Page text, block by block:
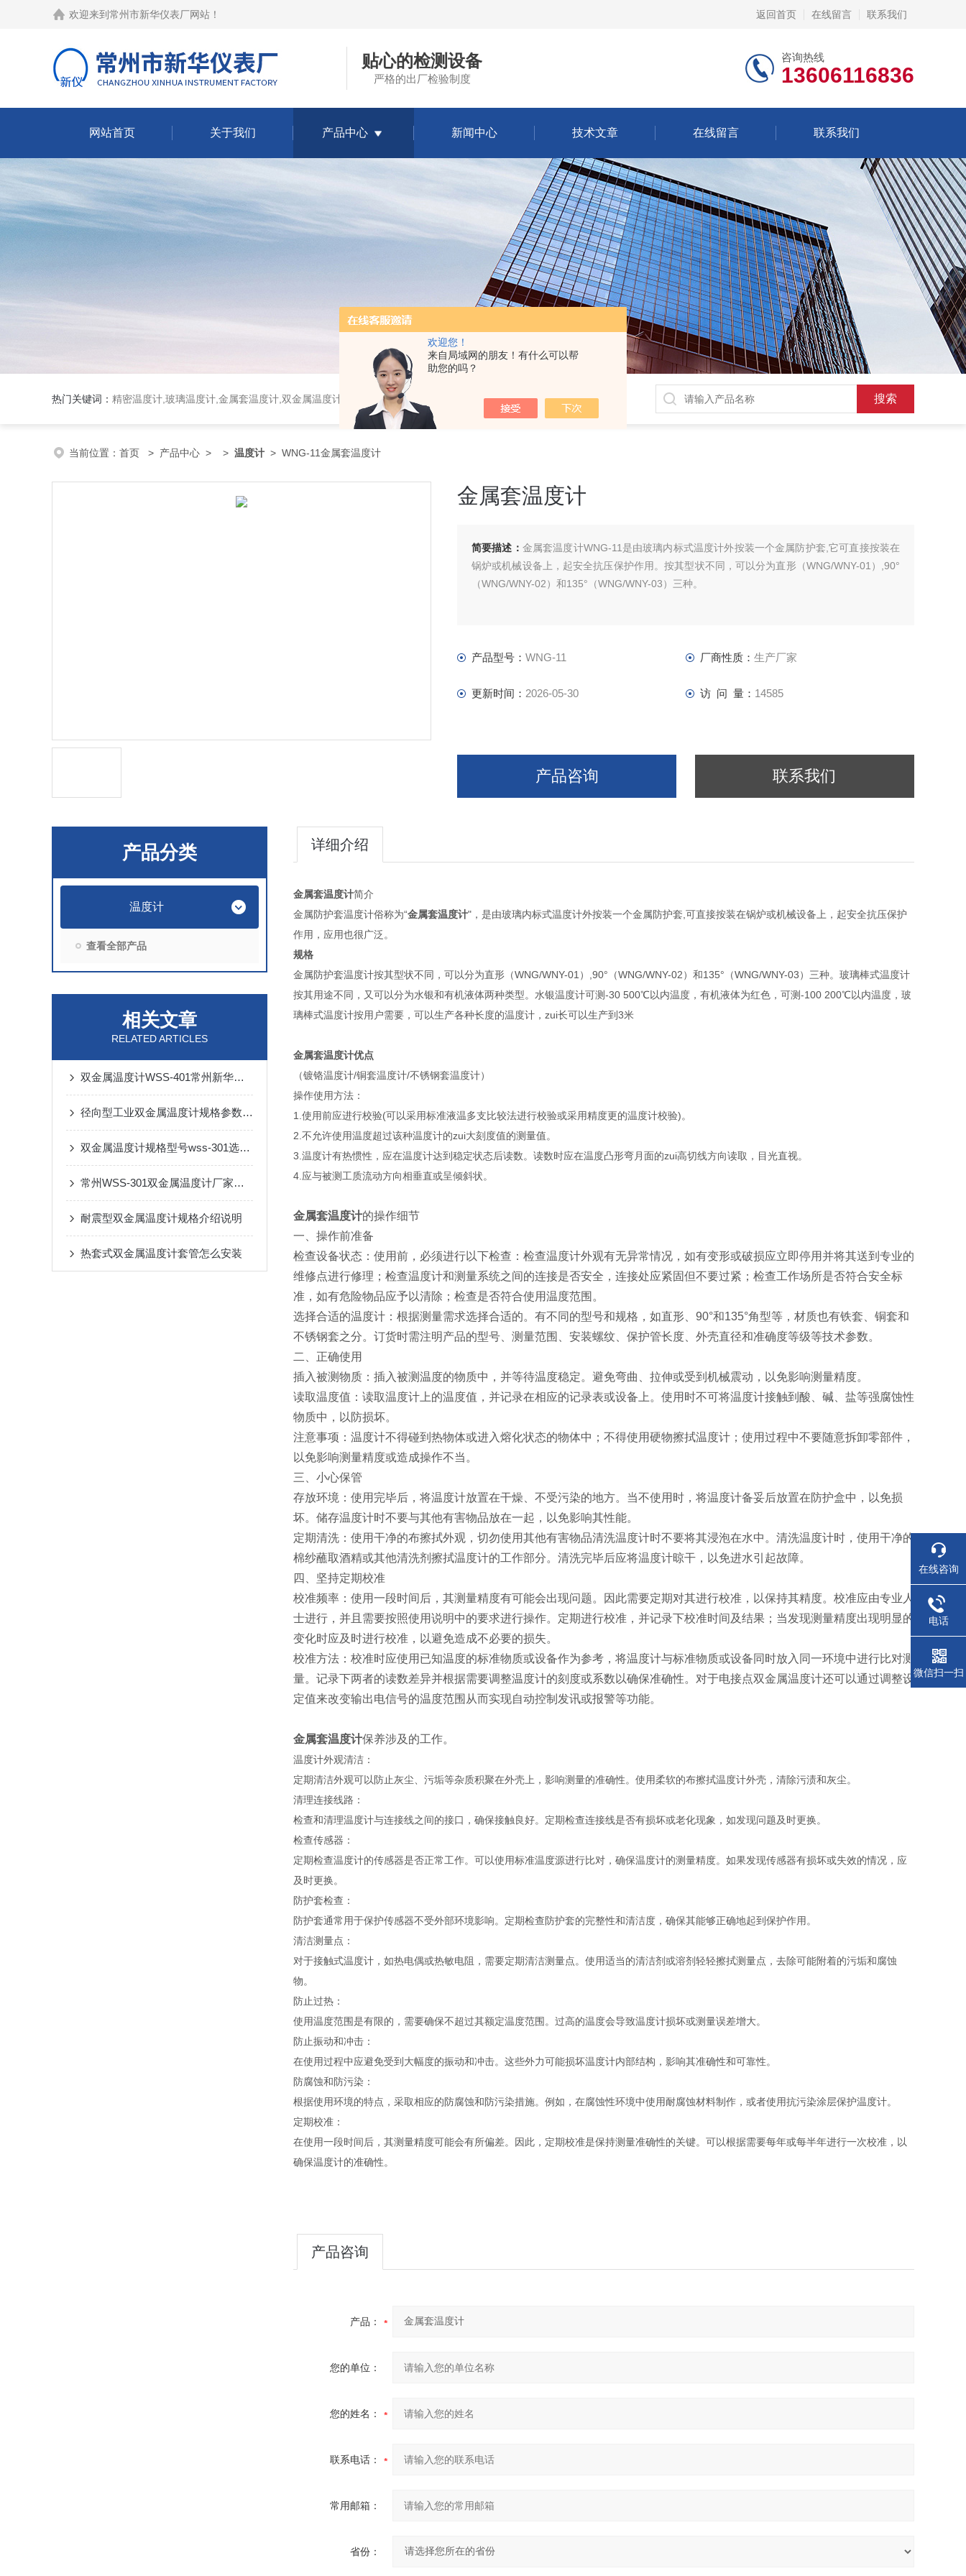
欢迎您！
来自局域网的朋友！有什么可以帮
助您的吗？
欢迎来到 常州市新华仪表厂网站 ！ 返回首页 在线留言 联系我们
贴心的检测设备
严格的出厂检验制度
咨询热线
13606116836
网站首页 关于我们 产品中心 新闻中心 技术文章 在线留言 联系我们
热门关键词： 精密温度计,玻璃温度计,金属套温度计,双金属温度计,水银温度计
当前位置： 首页 > 产品中心 > > 温度计 > WNG-11金属套温度计
金属套温度计
简要描述： 金属套温度计WNG-11是由玻璃内标式温度计外按装一个金属防护套,它可直接按装在
锅炉或机械设备上，起安全抗压保护作用。按其型状不同，可以分为直形（WNG/WNY-01）,90°
（WNG/WNY-02）和135°（WNG/WNY-03）三种。
产品型号： WNG-11 厂商性质： 生产厂家
更新时间： 2026-05-30 访 问 量： 14585
产品咨询 联系我们
产品分类
温度计
查看全部产品
相关文章
RELATED ARTICLES
双金属温度计WSS-401常州新华仪表参数
径向型工业双金属温度计规格参数介绍
双金属温度计规格型号wss-301选新华仪表
常州WSS-301双金属温度计厂家介绍规程参数
耐震型双金属温度计规格介绍说明
热套式双金属温度计套管怎么安装
详细介绍
金属套温度计简介
金属防护套温度计俗称为“金属套温度计"，是由玻璃内标式温度计外按装一个金属防护套,可直接按装在锅炉或机械设备上，起安全抗压保护
作用，应用也很广泛。
规格
金属防护套温度计按其型状不同，可以分为直形（WNG/WNY-01）,90°（WNG/WNY-02）和135°（WNG/WNY-03）三种。玻璃棒式温度计
按其用途不同，又可以分为水银和有机液体两种类型。水银温度计可测-30 500℃以内温度，有机液体为红色，可测-100 200℃以内温度，玻
璃棒式温度计按用户需要，可以生产各种长度的温度计，zui长可以生产到3米
金属套温度计优点
（镀铬温度计/铜套温度计/不锈钢套温度计）
操作使用方法：
1.使用前应进行校验(可以采用标准液温多支比较法进行校验或采用精度更的温度计校验)。
2.不允许使用温度超过该种温度计的zui大刻度值的测量值。
3.温度计有热惯性，应在温度计达到稳定状态后读数。读数时应在温度凸形弯月面的zui高切线方向读取，目光直视。
4.应与被测工质流动方向相垂直或呈倾斜状。
金属套温度计的操作细节
一、操作前准备
检查设备状态：使用前，必须进行以下检查：检查温度计外观有无异常情况，如有变形或破损应立即停用并将其送到专业的
维修点进行修理；检查温度计和测量系统之间的连接是否安全，连接处应紧固但不要过紧；检查工作场所是否符合安全标
准，如有危险物品应予以清除；检查是否符合使用温度范围。
选择合适的温度计：根据测量需求选择合适的。有不同的型号和规格，如直形、90°和135°角型等，材质也有铁套、铜套和
不锈钢套之分。订货时需注明产品的型号、测量范围、安装螺纹、保护管长度、外壳直径和准确度等级等技术参数。
二、正确使用
插入被测物质：插入被测温度的物质中，并等待温度稳定。避免弯曲、拉伸或受到机械震动，以免影响测量精度。
读取温度值：读取温度计上的温度值，并记录在相应的记录表或设备上。使用时不可将温度计接触到酸、碱、盐等强腐蚀性
物质中，以防损坏。
注意事项：温度计不得碰到热物体或进入熔化状态的物体中；不得使用硬物擦拭温度计；使用过程中不要随意拆卸零部件，
以免影响测量精度或造成操作不当。
三、小心保管
存放环境：使用完毕后，将温度计放置在干燥、不受污染的地方。当不使用时，将温度计备妥后放置在防护盒中，以免损
坏。储存温度计时不要与其他有害物品放在一起，以免影响其性能。
定期清洗：使用干净的布擦拭外观，切勿使用其他有害物品清洗温度计时不要将其浸泡在水中。清洗温度计时，使用干净的
棉纱蘸取酒精或其他清洗剂擦拭温度计的工作部分。清洗完毕后应将温度计晾干，以免进水引起故障。
四、坚持定期校准
校准频率：使用一段时间后，其测量精度有可能会出现问题。因此需要定期对其进行校准，以保持其精度。校准应由专业人
士进行，并且需要按照使用说明中的要求进行操作。定期进行校准，并记录下校准时间及结果；当发现测量精度出现明显的
变化时应及时进行校准，以避免造成不必要的损失。
校准方法：校准时应使用已知温度的标准物质或设备作为参考，将温度计与标准物质或设备同时放入同一环境中进行比对测
量。记录下两者的读数差异并根据需要调整温度计的刻度或系数以确保准确性。对于电接点双金属温度计还可以通过调整设
定值来改变输出电信号的温度范围从而实现自动控制发讯或报警等功能。
金属套温度计保养涉及的工作。
温度计外观清洁：
定期清洁外观可以防止灰尘、污垢等杂质积聚在外壳上，影响测量的准确性。使用柔软的布擦拭温度计外壳，清除污渍和灰尘。
清理连接线路：
检查和清理温度计与连接线之间的接口，确保接触良好。定期检查连接线是否有损坏或老化现象，如发现问题及时更换。
检查传感器：
定期检查温度计的传感器是否正常工作。可以使用标准温度源进行比对，确保温度计的测量精度。如果发现传感器有损坏或失效的情况，应
及时更换。
防护套检查：
防护套通常用于保护传感器不受外部环境影响。定期检查防护套的完整性和清洁度，确保其能够正确地起到保护作用。
清洁测量点：
对于接触式温度计，如热电偶或热敏电阻，需要定期清洁测量点。使用适当的清洁剂或溶剂轻轻擦拭测量点，去除可能附着的污垢和腐蚀
物。
防止过热：
使用温度范围是有限的，需要确保不超过其额定温度范围。过高的温度会导致温度计损坏或测量误差增大。
防止振动和冲击：
在使用过程中应避免受到大幅度的振动和冲击。这些外力可能损坏温度计内部结构，影响其准确性和可靠性。
防腐蚀和防污染：
根据使用环境的特点，采取相应的防腐蚀和防污染措施。例如，在腐蚀性环境中使用耐腐蚀材料制作，或者使用抗污染涂层保护温度计。
定期校准：
在使用一段时间后，其测量精度可能会有所偏差。因此，定期校准是保持测量准确性的关键。可以根据需要每年或每半年进行一次校准，以
确保温度计的准确性。
产品咨询
产品：
您的单位：
您的姓名：
联系电话：
常用邮箱：
省份：
在线咨询
电话
微信扫一扫